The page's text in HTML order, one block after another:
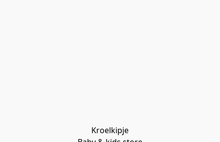
Kroelkipje